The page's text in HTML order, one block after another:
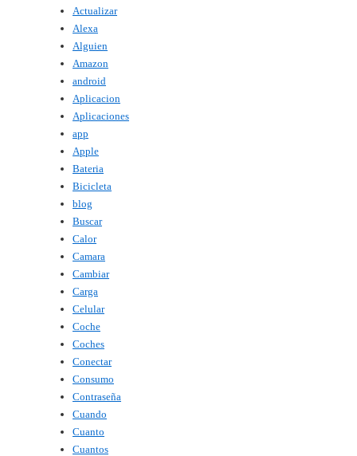
Actualizar
Alexa
Alguien
Amazon
android
Aplicacion
Aplicaciones
app
Apple
Bateria
Bicicleta
blog
Buscar
Calor
Camara
Cambiar
Carga
Celular
Coche
Coches
Conectar
Consumo
Contraseña
Cuando
Cuanto
Cuantos